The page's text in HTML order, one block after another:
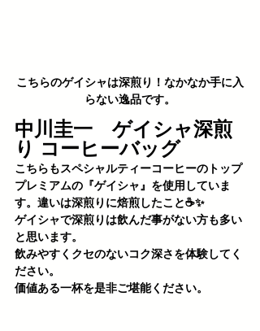
こちらのゲイシャは深煎り！なかなか手に入
らない逸品です。
中川圭一　ゲイシャ深煎
り コーヒーバッグ
こちらもスペシャルティーコーヒーのトップ
プレミアムの『ゲイシャ』を使用していま
す。違いは深煎りに焙煎したこと☕️✨
ゲイシャで深煎りは飲んだ事がない方も多い
と思います。
飲みやすくクセのないコク深さを体験してく
ださい。
価値ある一杯を是非ご堪能ください。